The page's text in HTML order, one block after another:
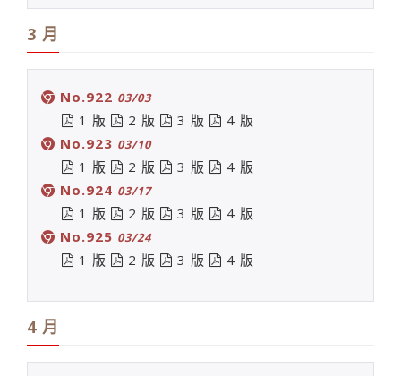
3 月
No.922 03/03
1 版 2 版 3 版
4 版
No.923 03/10
1 版 2 版 3 版
4 版
No.924 03/17
1 版 2 版 3 版
4 版
No.925 03/24
1 版 2 版 3 版 4 版
4 月